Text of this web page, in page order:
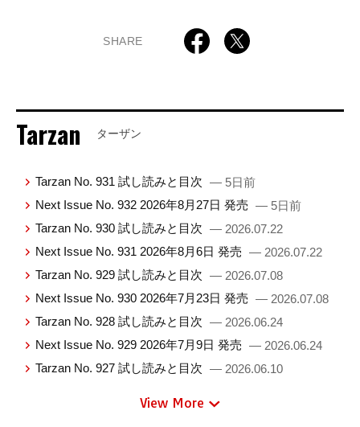
SHARE
Tarzan ターザン
Tarzan No. 931 試し読みと目次 — 5日前
Next Issue No. 932 2026年8月27日 発売 — 5日前
Tarzan No. 930 試し読みと目次 — 2026.07.22
Next Issue No. 931 2026年8月6日 発売 — 2026.07.22
Tarzan No. 929 試し読みと目次 — 2026.07.08
Next Issue No. 930 2026年7月23日 発売 — 2026.07.08
Tarzan No. 928 試し読みと目次 — 2026.06.24
Next Issue No. 929 2026年7月9日 発売 — 2026.06.24
Tarzan No. 927 試し読みと目次 — 2026.06.10
View More